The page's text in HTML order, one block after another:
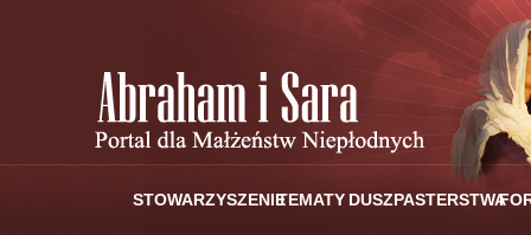
STOWARZYSZENIETEMATY DUSZPASTERSTWA